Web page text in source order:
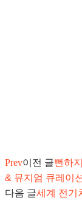
Prev이전 글뻔하
& 뮤지엄 큐레이
다음 글세계 전기